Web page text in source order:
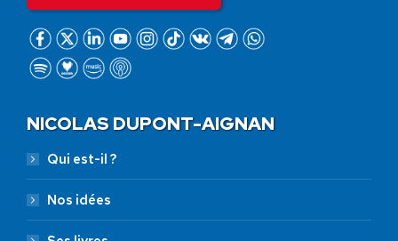
NICOLAS DUPONT-AIGNAN
Qui est-il ?
Nos idées